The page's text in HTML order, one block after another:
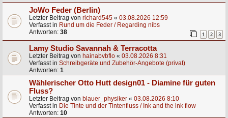
JoWo Feder (Berlin)
Letzter Beitrag von richard545 « 03.08.2026 12:59
Verfasst in Rund um die Feder / Regarding nibs
Antworten: 38 1 2 3
Lamy Studio Savannah & Terracotta
Letzter Beitrag von hainabvbflo « 03.08.2026 8:31
Verfasst in Schreibgeräte und Zubehör-Angebote (privat)
Antworten: 1
Wählerischer Otto Hutt design01 - Diamine für guten
Fluss?
Letzter Beitrag von blauer_physiker « 03.08.2026 8:10
Verfasst in Die Tinte und der Tintenfluss / Ink and the ink flow
Antworten: 10